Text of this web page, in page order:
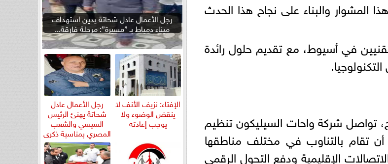
والبناء على نجاح هذا الحدث
في أسيوط، مع تقديم حلول رائدة
تواصل شركة واحات السيليكون تنظيم
تقام بالتناوب في مختلف مناطقها
الإقليمية ودفع التحول الرقمي
رجل الأعمال عادل شحاتة يدين استهداف
ميناء دمياط بـ ”مسيرة”: مرحلة فارقة...
الإفتاء: نزيف الأنف لا
ينقض الوضوء ولا
يوجب إعادته
رجل الأعمال عادل
شحاتة يهنئ الرئيس
السيسي والشعب
المصري بمناسبة ذكرى
ثورة...